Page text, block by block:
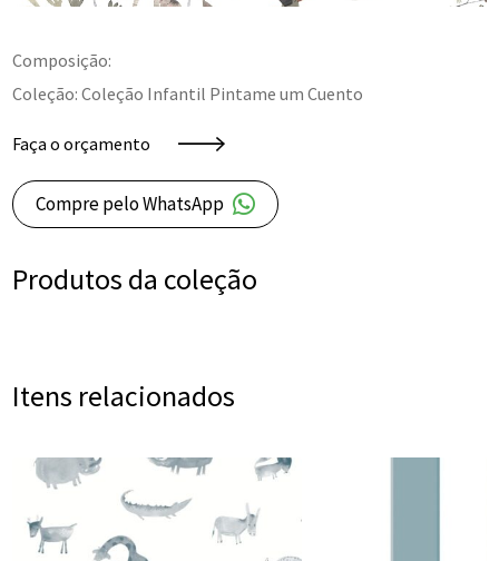
Composição:
Coleção: Coleção Infantil Pintame um Cuento
Faça o orçamento
Compre pelo WhatsApp
Produtos da coleção
Itens relacionados